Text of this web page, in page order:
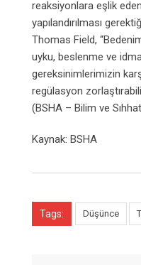
reaksiyonlara eşlik
yapılandırılması
Thomas Field,
uyku, beslenme ve
gereksinimlerimizin
regülasyon
(BSHA – Bilim ve
Kaynak: BSHA
Tags: Düşünce